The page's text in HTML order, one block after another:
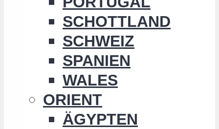
SCHOTTLAND
SCHWEIZ
SPANIEN
WALES
ORIENT
ÄGYPTEN